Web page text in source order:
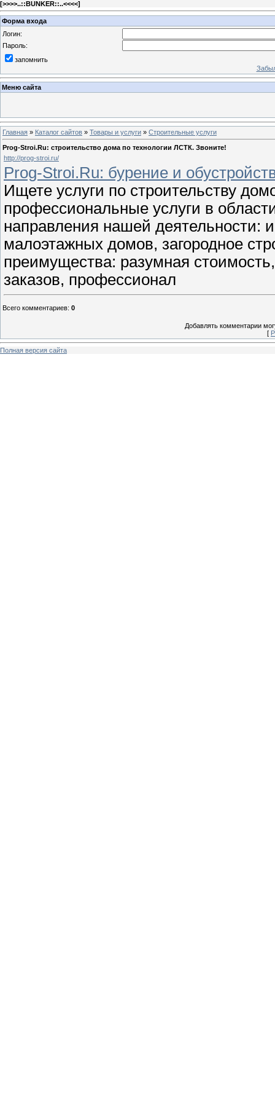
[>>>>..::BUNKER::..<<<<]
Форма входа
Логин:
Пароль:
запомнить
Меню сайта
Главная » Каталог сайтов » Товары и услуги » Строительные услуги
Prog-Stroi.Ru: строительство дома по технологии ЛСТК. Звоните!
http://prog-stroi.ru/
Prog-Stroi.Ru: бурение и
Ищете услуги по строительству
профессиональные услуги в
направления нашей деятельности:
малоэтажных домов, загородное
преимущества: разумная
заказов, профессионал
Всего комментариев: 0
Добавлять комментарии
[
Полная версия сайта